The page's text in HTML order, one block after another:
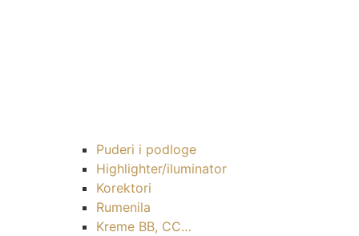
Puderi i podloge
Highlighter/iluminator
Korektori
Rumenila
Kreme BB, CC…